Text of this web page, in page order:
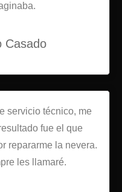
Casado
servicio técnico, me
fue el que
repararme la nevera.
les llamaré.